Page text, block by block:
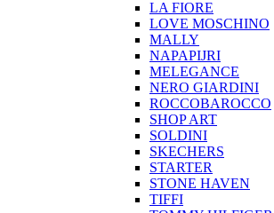
LA FIORE
LOVE MOSCHINO
MALLY
NAPAPIJRI
MELEGANCE
NERO GIARDINI
ROCCOBAROCCO
SHOP ART
SOLDINI
SKECHERS
STARTER
STONE HAVEN
TIFFI